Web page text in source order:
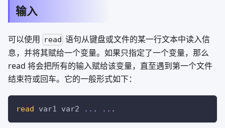
输入
可以使用 read 语句从键盘或文件的某一行文本中读入信
息，并将其赋给一个变量。如果只指定了一个变量，那么
read 将会把所有的输入赋给该变量，直至遇到第一个文件
结束符或回车。它的一般形式如下：
read var1 var2 .. . .. .